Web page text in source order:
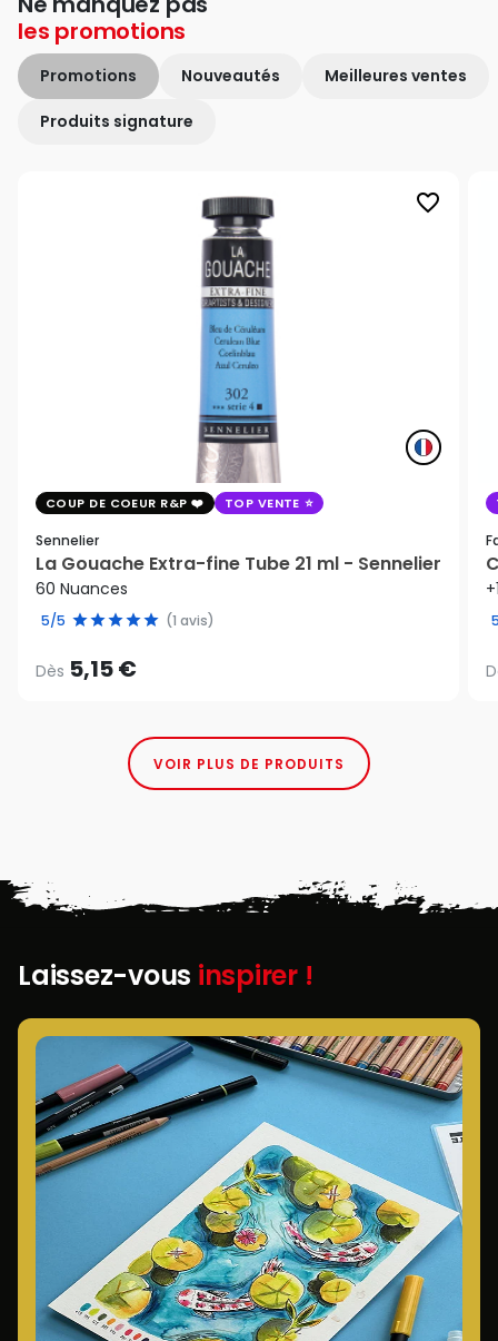
les promotions
Promotions Nouveautés Meilleures ventes
Produits signature
favorite_border
COUP DE COEUR R&P TOP VENTE
Sennelier
La Gouache Extra-fine Tube 21 ml - Sennelier
60 Nuances
5/5 (1 avis)
Dès 5,15 €
VOIR PLUS DE PRODUITS
Laissez-vous inspirer !